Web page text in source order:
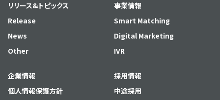
リリース&トピックス
Release
News
Other
事業情報
Smart Matching
Digital Marketing
IVR
企業情報
個人情報保護方針
採用情報
中途採用